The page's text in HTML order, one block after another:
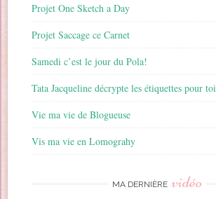
Projet One Sketch a Day
Projet Saccage ce Carnet
Samedi c’est le jour du Pola!
Tata Jacqueline décrypte les étiquettes pour toi
Vie ma vie de Blogueuse
Vis ma vie en Lomograhy
MA DERNIÈRE vidéo